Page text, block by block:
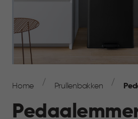
Navigation
Home Prullenbakken